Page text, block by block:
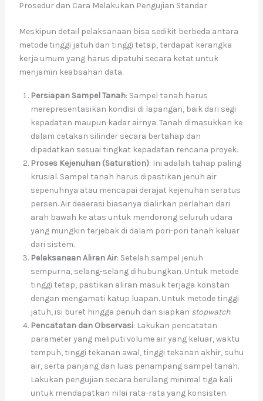
Prosedur dan Cara Melakukan Pengujian Standar
Meskipun detail pelaksanaan bisa sedikit berbeda antara
metode tinggi jatuh dan tinggi tetap, terdapat kerangka
kerja umum yang harus dipatuhi secara ketat untuk
menjamin keabsahan data.
Persiapan Sampel Tanah: Sampel tanah harus
merepresentasikan kondisi di lapangan, baik dari segi
kepadatan maupun kadar airnya. Tanah dimasukkan ke
dalam cetakan silinder secara bertahap dan
dipadatkan sesuai tingkat kepadatan rencana proyek.
Proses Kejenuhan (Saturation): Ini adalah tahap paling
krusial. Sampel tanah harus dipastikan jenuh air
sepenuhnya atau mencapai derajat kejenuhan seratus
persen. Air deaerasi biasanya dialirkan perlahan dari
arah bawah ke atas untuk mendorong seluruh udara
yang mungkin terjebak di dalam pori-pori tanah keluar
dari sistem.
Pelaksanaan Aliran Air: Setelah sampel jenuh
sempurna, selang-selang dihubungkan. Untuk metode
tinggi tetap, pastikan aliran masuk terjaga konstan
dengan mengamati katup luapan. Untuk metode tinggi
jatuh, isi buret hingga penuh dan siapkan stopwatch.
Pencatatan dan Observasi: Lakukan pencatatan
parameter yang meliputi volume air yang keluar, waktu
tempuh, tinggi tekanan awal, tinggi tekanan akhir, suhu
air, serta panjang dan luas penampang sampel tanah.
Lakukan pengujian secara berulang minimal tiga kali
untuk mendapatkan nilai rata-rata yang konsisten.